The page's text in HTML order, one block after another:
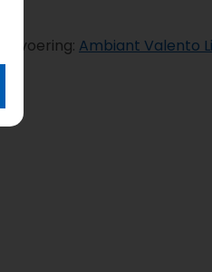
uitvoering: Ambiant Valento